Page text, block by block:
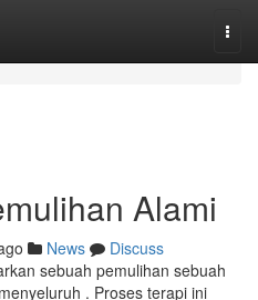
Alami
News
Discuss
sebuah pemulihan sebuah
. Proses terapi ini